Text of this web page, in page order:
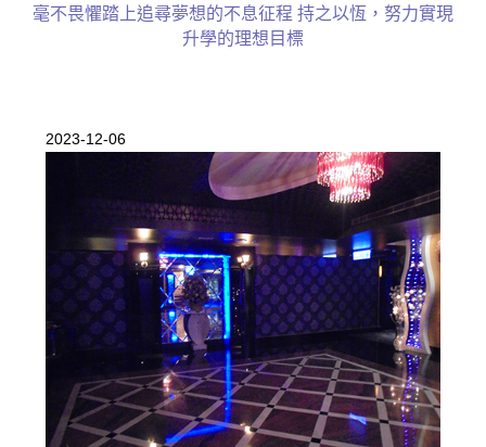
毫不畏懼踏上追尋夢想的不息征程 持之以恆，努力實現
升學的理想目標
2023-12-06